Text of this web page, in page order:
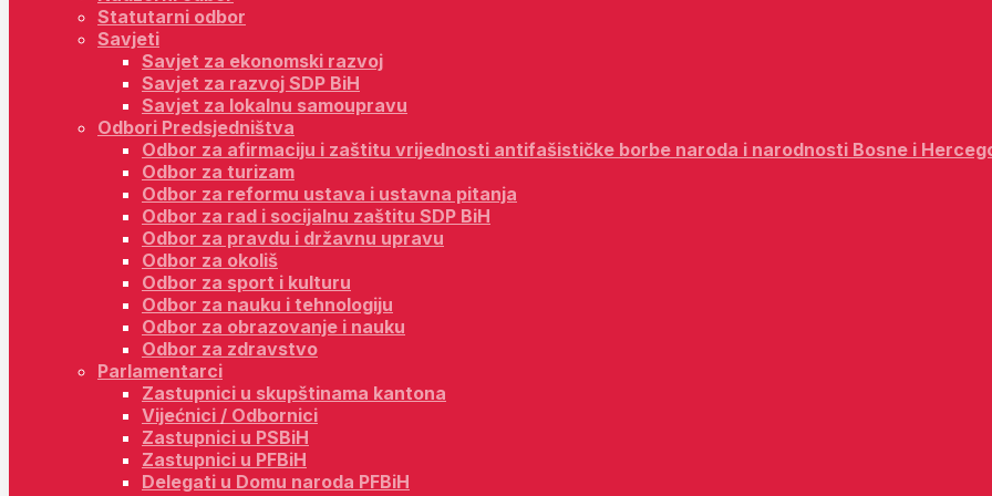
Statutarni odbor
Savjeti
Savjet za ekonomski razvoj
Savjet za razvoj SDP BiH
Savjet za lokalnu samoupravu
Odbori Predsjedništva
Odbor za afirmaciju i zaštitu vrijednosti antifašističke borbe naroda i narodnosti Bosne i
Odbor za turizam
Odbor za reformu ustava i ustavna pitanja
Odbor za rad i socijalnu zaštitu SDP BiH
Odbor za pravdu i državnu upravu
Odbor za okoliš
Odbor za sport i kulturu
Odbor za nauku i tehnologiju
Odbor za obrazovanje i nauku
Odbor za zdravstvo
Parlamentarci
Zastupnici u skupštinama kantona
Vijećnici / Odbornici
Zastupnici u PSBiH
Zastupnici u PFBiH
Delegati u Domu naroda PFBiH